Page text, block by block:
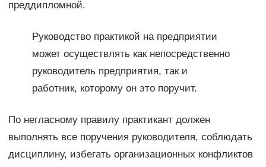
преддипломной.
Руководство практикой на предприятии
может осуществлять как непосредственно
руководитель предприятия, так и
работник, которому он это поручит.
По негласному правилу практикант должен
выполнять все поручения руководителя, соблюдать
дисциплину, избегать организационных конфликтов